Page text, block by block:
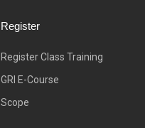
Register
Register Class Training
GRI E-Course
Scope